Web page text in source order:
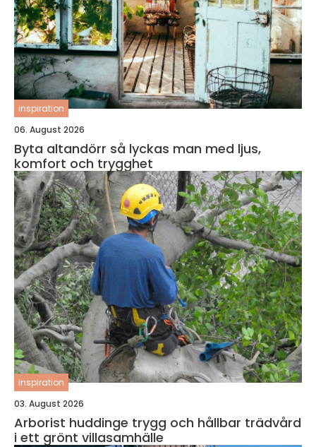
inspiration
06. August 2026
Byta altandörr så lyckas man med ljus,
komfort och trygghet
inspiration
03. August 2026
Arborist huddinge trygg och hållbar trädvård
i ett grönt villasamhälle